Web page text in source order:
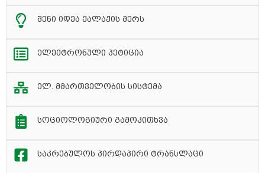
შენი იდეა ქალაქის მერს
ელექტრონული პეტიცია
ელ. მმართველობის სისტემა
სოციოლოგიური გამოკითხვა
საკრებულოს პირდაპირი ტრანსლაცი